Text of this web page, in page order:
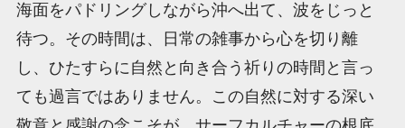
海面をパドリングしながら沖へ出て、波をじっと
待つ。その時間は、日常の雑事から心を切り離
し、ひたすらに自然と向き合う祈りの時間と言っ
ても過言ではありません。この自然に対する深い